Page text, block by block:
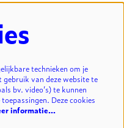
technieken om je
van deze website te
bv. video’s) te kunnen
Deze cookies
informatie…